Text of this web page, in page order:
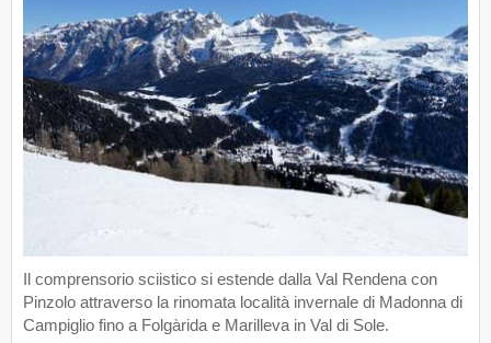
Il comprensorio sciistico si estende dalla Val Rendena con
Pinzolo attraverso la rinomata località invernale di Madonna di
Campiglio fino a Folgàrida e Marilleva in Val di Sole.